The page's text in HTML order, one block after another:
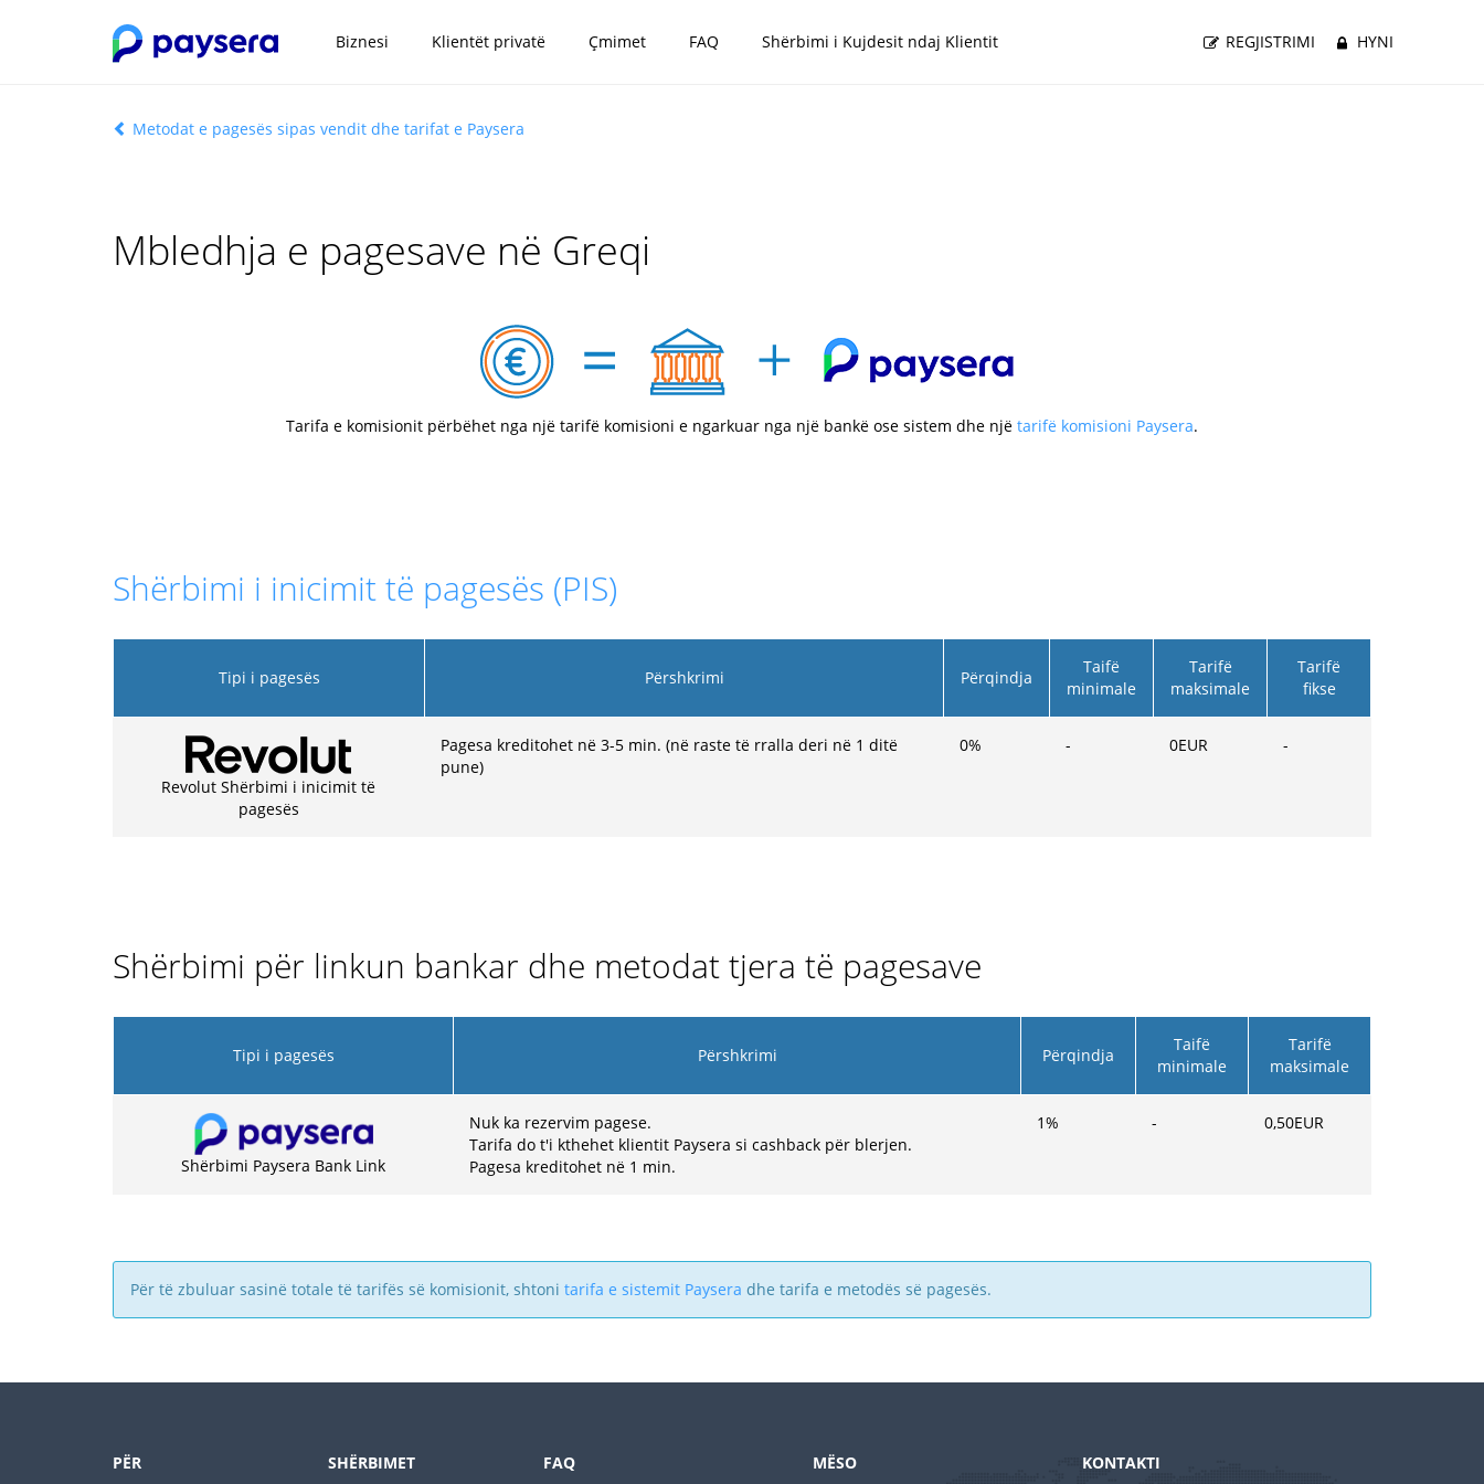
Biznesi Klientët privatë Çmimet FAQ Shërbimi i Kujdesit ndaj Klientit REGJISTRIMI HYNI
Metodat e pagesës sipas vendit dhe tarifat e Paysera
Mbledhja e pagesave në Greqi
Tarifa e komisionit përbëhet nga një tarifë komisioni e ngarkuar nga një bankë ose sistem dhe një tarifë komisioni Paysera.
Shërbimi i inicimit të pagesës (PIS)
Tipi i pagesës Përshkrimi Përqindja
Taifë
minimale
Tarifë
maksimale
Tarifë
fikse
Revolut Shërbimi i inicimit të
pagesës
Pagesa kreditohet në 3-5 min. (në raste të rralla deri në 1 ditë
pune)
0% - 0EUR -
Shërbimi për linkun bankar dhe metodat tjera të pagesave
Tipi i pagesës Përshkrimi Përqindja
Taifë
minimale
Tarifë
maksimale
Shërbimi Paysera Bank Link
Nuk ka rezervim pagese.
Tarifa do t'i kthehet klientit Paysera si cashback për blerjen.
Pagesa kreditohet në 1 min.
1% - 0,50EUR
Për të zbuluar sasinë totale të tarifës së komisionit, shtoni tarifa e sistemit Paysera dhe tarifa e metodës së pagesës.
PËR SHËRBIMET FAQ MËSO KONTAKTI